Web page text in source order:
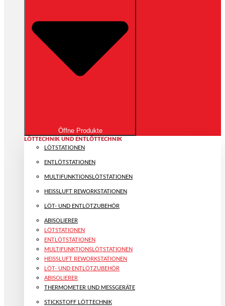
Öffne Produkte
LÖTTECHNIK UND ENTLÖTTECHNIK
LÖTSTATIONEN
ENTLÖTSTATIONEN
MULTIFUNKTIONS­LÖTSTATIONEN
HEISSLUFT REWORKSTATIONEN
LÖT- UND ENTLÖTZUBEHÖR
ABISOLIERER
LÖTSTATIONEN
ENTLÖTSTATIONEN
MULTIFUNKTIONS­LÖTSTATIONEN
HEISSLUFT REWORKSTATIONEN
LÖT- UND ENTLÖTZUBEHÖR
ABISOLIERER
THERMOMETER UND MESSGERÄTE
STICKSTOFF LÖTTECHNIK